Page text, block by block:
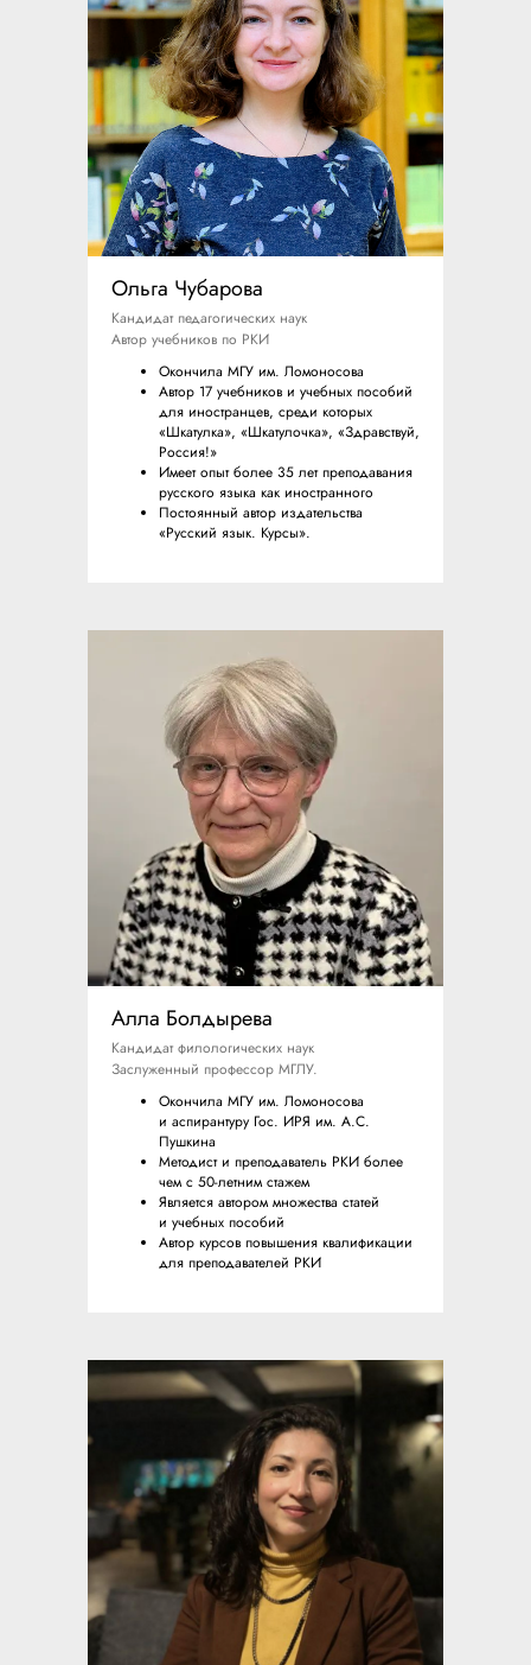
Ольга Чубарова
Кандидат педагогических наук
Автор учебников по РКИ
Окончила МГУ им. Ломоносова
Автор 17 учебников и учебных пособий
для иностранцев, среди которых
«Шкатулка», «Шкатулочка», «Здравствуй,
Россия!»
Имеет опыт более 35 лет преподавания
русского языка как иностранного
Постоянный автор издательства
«Русский язык. Курсы».
Алла Болдырева
Кандидат филологических наук
Заслуженный профессор МГЛУ.
Окончила МГУ им. Ломоносова
и аспирантуру Гос. ИРЯ им. А.С.
Пушкина
Методист и преподаватель РКИ более
чем с 50-летним стажем
Является автором множества статей
и учебных пособий
Автор курсов повышения квалификации
для преподавателей РКИ